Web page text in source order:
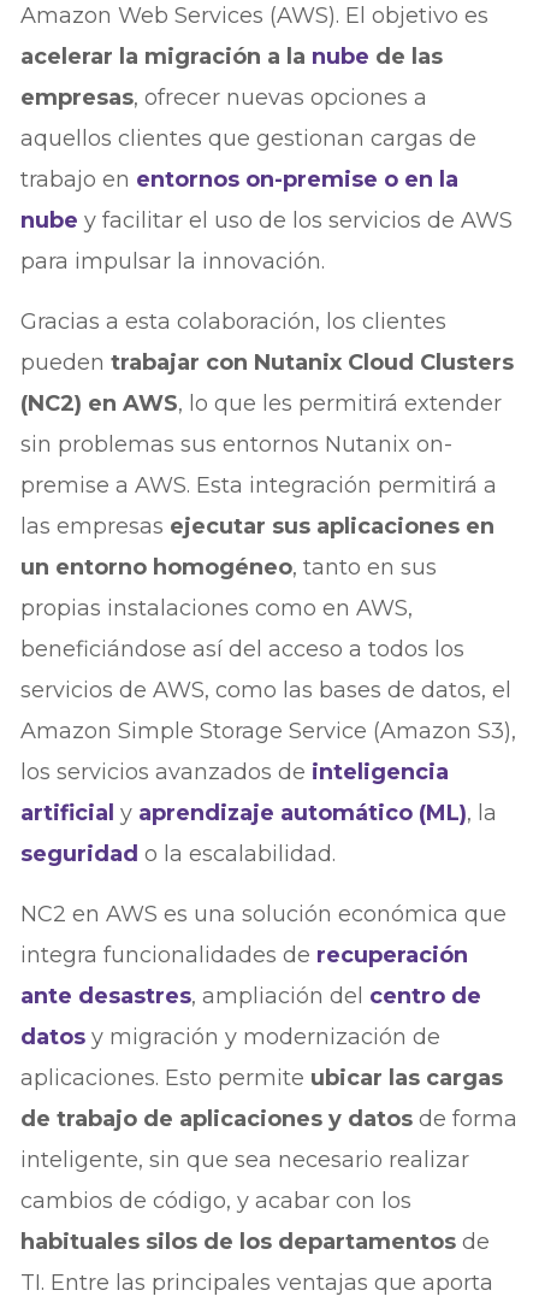
Amazon Web Services (AWS). El objetivo es
acelerar la migración a la nube de las
empresas, ofrecer nuevas opciones a
aquellos clientes que gestionan cargas de
trabajo en entornos on-premise o en la
nube y facilitar el uso de los servicios de AWS
para impulsar la innovación.
Gracias a esta colaboración, los clientes
puedentrabajar con Nutanix Cloud Clusters
(NC2) en AWS, lo que les permitirá extender
sin problemas sus entornos Nutanix on-
premise a AWS. Esta integración permitirá a
las empresas ejecutar sus aplicaciones en
un entorno homogéneo, tanto en sus
propias instalaciones como en AWS,
beneficiándose así del acceso a todos los
servicios de AWS, como las bases de datos, el
Amazon Simple Storage Service (Amazon S3),
los servicios avanzados de inteligencia
artificial y aprendizaje automático (ML), la
seguridad o la escalabilidad.
NC2 en AWS es una solución económica que
integra funcionalidades de recuperación
ante desastres, ampliación del centro de
datos y migración y modernización de
aplicaciones. Esto permite ubicar las cargas
de trabajo de aplicaciones y datosde forma
inteligente, sin que sea necesario realizar
cambios de código, y acabar con los
habituales silos de los departamentosde
TI. Entre las principales ventajas que aporta